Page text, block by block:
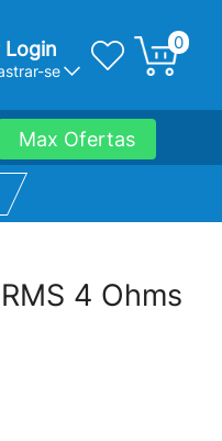
Login
se
0
Max Ofertas
4 Ohms